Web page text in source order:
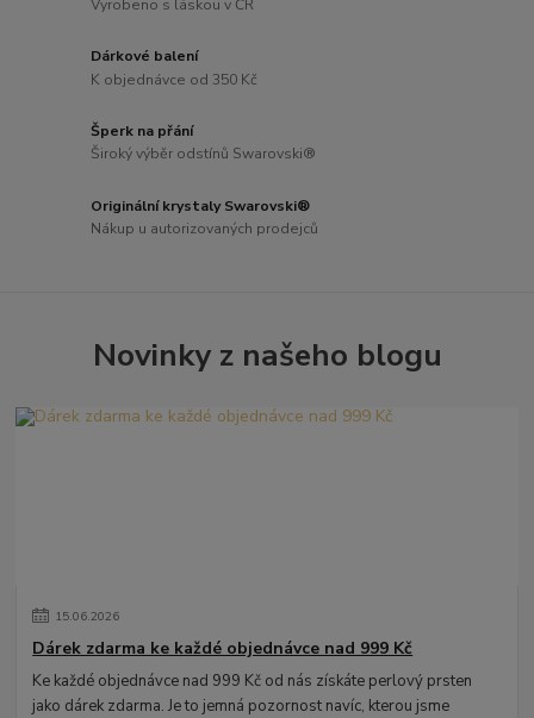
Vyrobeno s láskou v ČR
Dárkové balení
K objednávce od 350 Kč
Šperk na přání
Široký výběr odstínů Swarovski®
Originální krystaly Swarovski®
Nákup u autorizovaných prodejců
Novinky z našeho blogu
15.06.2026
Dárek zdarma ke každé objednávce nad 999 Kč
Ke každé objednávce nad 999 Kč od nás získáte perlový prsten
jako dárek zdarma. Je to jemná pozornost navíc, kterou jsme